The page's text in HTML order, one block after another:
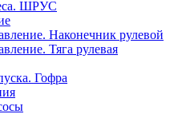
ШРУС
Наконечник рулевой
Тяга рулевая
Гофра